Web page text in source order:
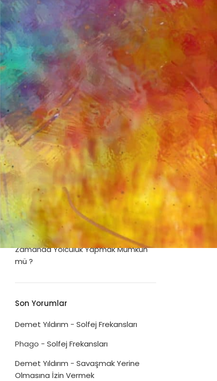
KATEGORILER
Astroloji ve Doğum Haritası
Dua Formülleri
Ezoterizm ve Bilgelik
Genel
Holistic Sağlık
İlişkiler
Ruhsal Enerji
Seans Deneyimleri
Spiritüel Teknikler
Son Yazılar
Medikal Astroloji
Zamanı Bükmek – Laya Holistic
Method
Dua Listeleri
Disiplinin Psikolojimizi İyileştirme Gücü
Zamanda Yolculuk Yapmak Mümkün
mü ?
Son Yorumlar
Demet Yıldırım - Solfej Frekansları
Phago - Solfej Frekansları
Demet Yıldırım - Savaşmak Yerine
Olmasına İzin Vermek